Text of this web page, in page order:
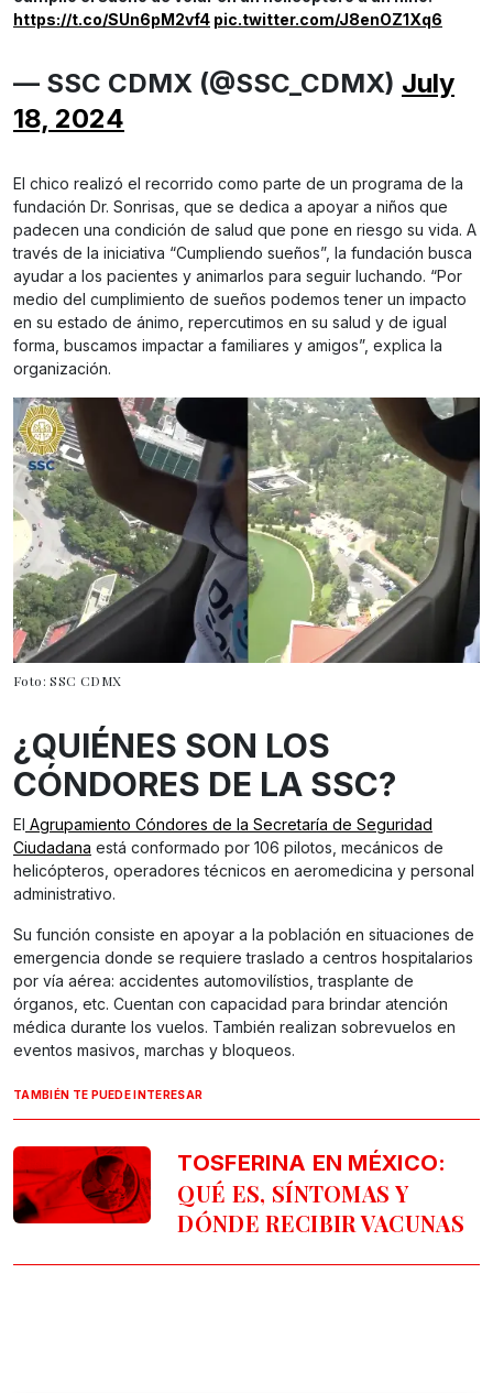
https://t.co/SUn6pM2vf4 pic.twitter.com/J8enOZ1Xq6
— SSC CDMX (@SSC_CDMX) July
18, 2024
El chico realizó el recorrido como parte de un programa de la
fundación Dr. Sonrisas, que se dedica a apoyar a niños que
padecen una condición de salud que pone en riesgo su vida. A
través de la iniciativa “Cumpliendo sueños”, la fundación busca
ayudar a los pacientes y animarlos para seguir luchando. “Por
medio del cumplimiento de sueños podemos tener un impacto
en su estado de ánimo, repercutimos en su salud y de igual
forma, buscamos impactar a familiares y amigos”, explica la
organización.
Foto: SSC CDMX
¿QUIÉNES SON LOS
CÓNDORES DE LA SSC?
El Agrupamiento Cóndores de la Secretaría de Seguridad
Ciudadana está conformado por 106 pilotos, mecánicos de
helicópteros, operadores técnicos en aeromedicina y personal
administrativo.
Su función consiste en apoyar a la población en situaciones de
emergencia donde se requiere traslado a centros hospitalarios
por vía aérea: accidentes automovilístios, trasplante de
órganos, etc. Cuentan con capacidad para brindar atención
médica durante los vuelos. También realizan sobrevuelos en
eventos masivos, marchas y bloqueos.
TAMBIÉN TE PUEDE INTERESAR
TOSFERINA EN MÉXICO:
QUÉ ES, SÍNTOMAS Y
DÓNDE RECIBIR VACUNAS